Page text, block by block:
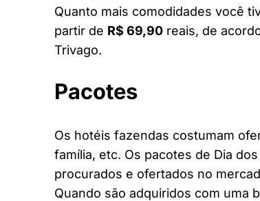
Quanto mais comodidades você
partir de R$ 69,90 reais, de
Trivago.
Pacotes
Os hotéis fazendas costumam
família, etc. Os pacotes de Dia
procurados e ofertados no
Quando são adquiridos com uma